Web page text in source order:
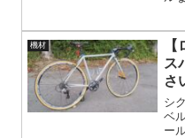
機材
ス
さ
シ
ベ
ー